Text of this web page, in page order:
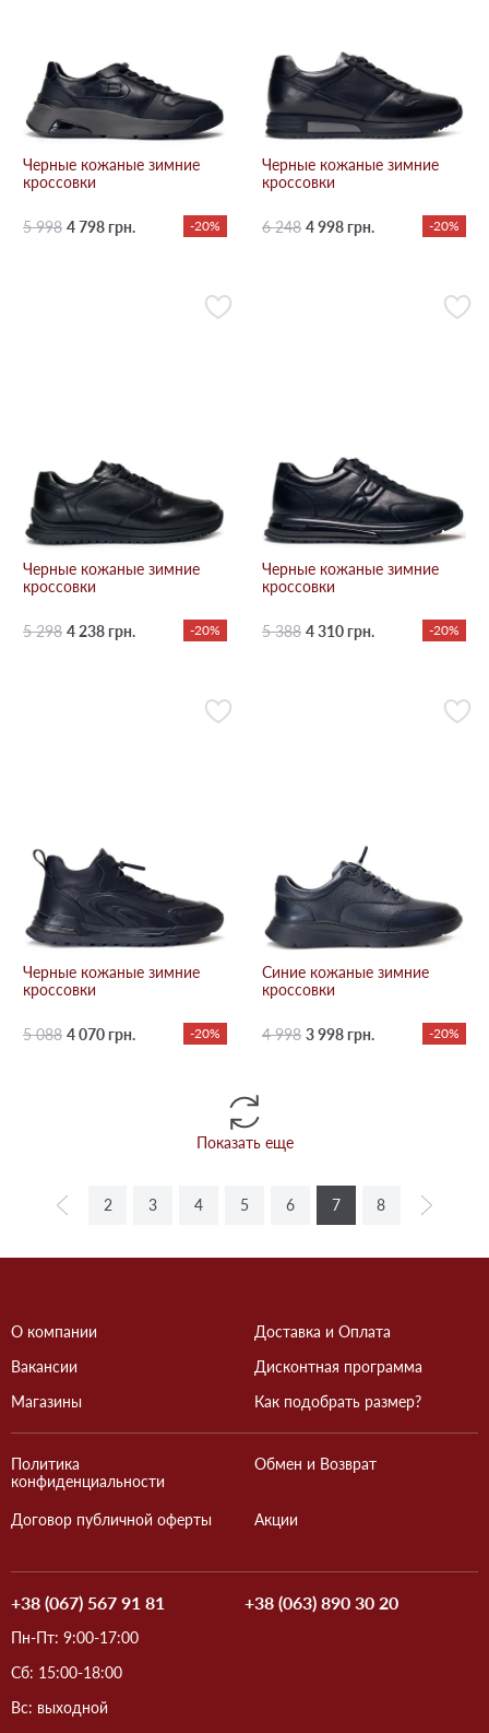
Черные кожаные зимние
кроссовки
5 998 4 798 грн. -20%
Черные кожаные зимние
кроссовки
6 248 4 998 грн. -20%
Черные кожаные зимние
кроссовки
5 298 4 238 грн. -20%
Черные кожаные зимние
кроссовки
5 388 4 310 грн. -20%
Черные кожаные зимние
кроссовки
5 088 4 070 грн. -20%
Синие кожаные зимние
кроссовки
4 998 3 998 грн. -20%
Показать еще
2 3 4 5 6 7 8
О компании
Вакансии
Магазины
Доставка и Оплата
Дисконтная программа
Как подобрать размер?
Политика
конфиденциальности
Договор публичной оферты
Обмен и Возврат
Акции
+38 (067) 567 91 81 +38 (063) 890 30 20
Пн-Пт: 9:00-17:00
Сб: 15:00-18:00
Вс: выходной